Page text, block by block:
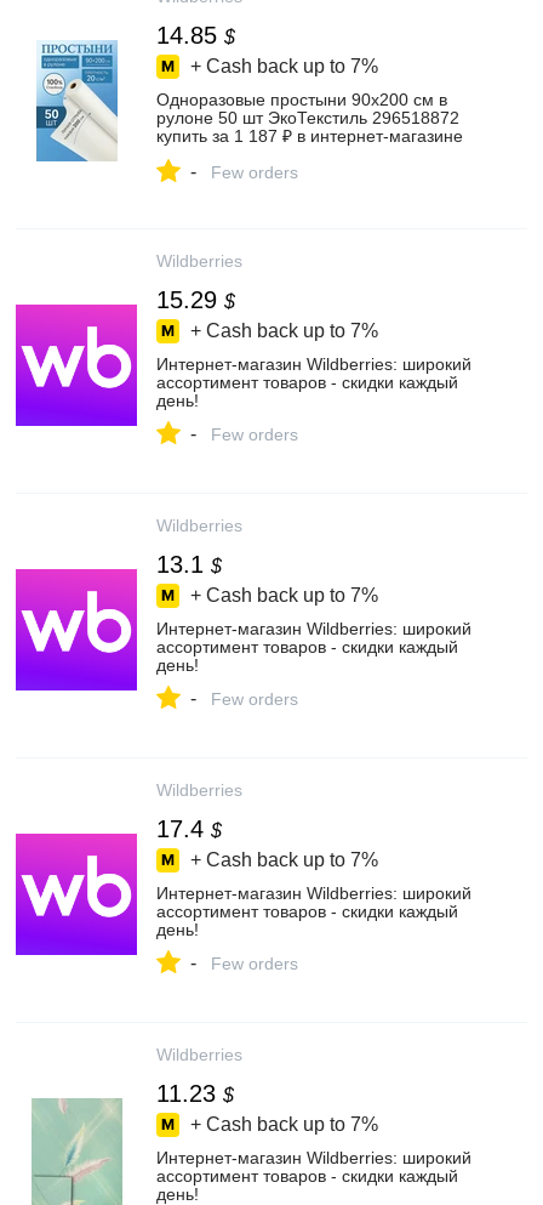
14.85 $
+ Cash back up to 7%
Одноразовые простыни 90х200 см в
рулоне 50 шт ЭкоТекстиль 296518872
купить за 1 187 ₽ в интернет‑магазине
- Few orders
Wildberries
15.29 $
+ Cash back up to 7%
Интернет‑магазин Wildberries: широкий
ассортимент товаров - скидки каждый
день!
- Few orders
Wildberries
13.1 $
+ Cash back up to 7%
Интернет‑магазин Wildberries: широкий
ассортимент товаров - скидки каждый
день!
- Few orders
Wildberries
17.4 $
+ Cash back up to 7%
Интернет‑магазин Wildberries: широкий
ассортимент товаров - скидки каждый
день!
- Few orders
Wildberries
11.23 $
+ Cash back up to 7%
Интернет‑магазин Wildberries: широкий
ассортимент товаров - скидки каждый
день!